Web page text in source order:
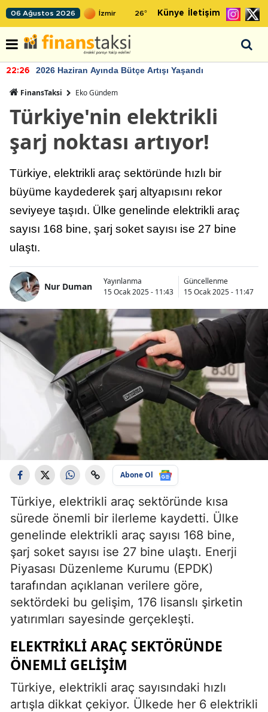
06 Ağustos 2026 26° Künye İletişim
22:24 TCMB'nin rezervlerinde artan momentum devam
FinansTaksi Eko Gündem
Türkiye'nin elektrikli
şarj noktası artıyor!
Türkiye, elektrikli araç sektöründe hızlı bir
büyüme kaydederek şarj altyapısını rekor
seviyeye taşıdı. Ülke genelinde elektrikli araç
sayısı 168 bine, şarj soket sayısı ise 27 bine
ulaştı.
Nur Duman
Yayınlanma
15 Ocak 2025 - 11:43
Güncellenme
15 Ocak 2025 - 11:47
Abone Ol
Türkiye, elektrikli araç sektöründe kısa
sürede önemli bir ilerleme kaydetti. Ülke
genelinde elektrikli araç sayısı 168 bine,
şarj soket sayısı ise 27 bine ulaştı. Enerji
Piyasası Düzenleme Kurumu (EPDK)
tarafından açıklanan verilere göre,
sektördeki bu gelişim, 176 lisanslı şirketin
yatırımları sayesinde gerçekleşti.
ELEKTRIKLI ARAÇ SEKTÖRÜNDE
ÖNEMLI GELIŞIM
Türkiye, elektrikli araç sayısındaki hızlı
artışla dikkat çekiyor. Ülkede her 6 elektrikli